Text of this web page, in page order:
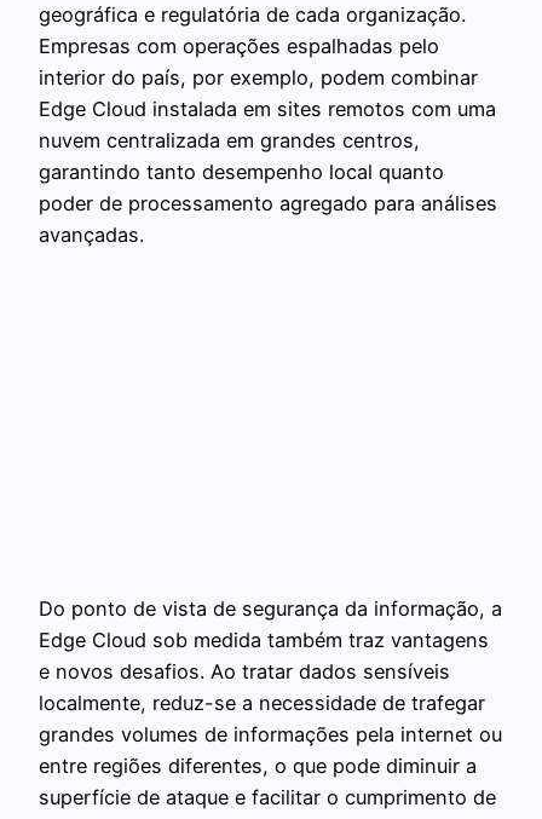
geográfica e regulatória de cada organização.
Empresas com operações espalhadas pelo
interior do país, por exemplo, podem combinar
Edge Cloud instalada em sites remotos com uma
nuvem centralizada em grandes centros,
garantindo tanto desempenho local quanto
poder de processamento agregado para análises
avançadas.
Do ponto de vista de segurança da informação, a
Edge Cloud sob medida também traz vantagens
e novos desafios. Ao tratar dados sensíveis
localmente, reduz-se a necessidade de trafegar
grandes volumes de informações pela internet ou
entre regiões diferentes, o que pode diminuir a
superfície de ataque e facilitar o cumprimento de